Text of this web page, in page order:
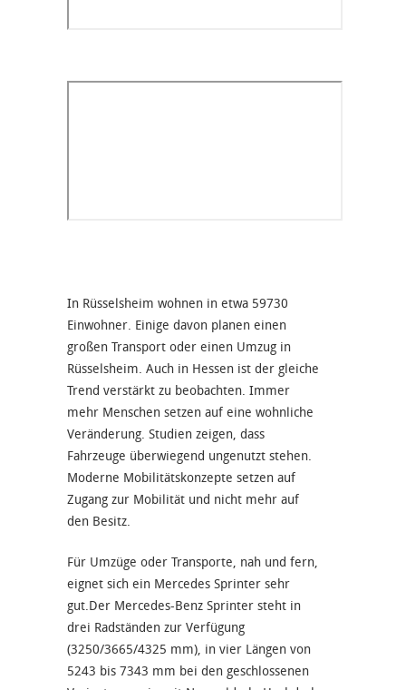
In Rüsselsheim wohnen in etwa 59730
Einwohner. Einige davon planen einen
großen Transport oder einen Umzug in
Rüsselsheim. Auch in Hessen ist der gleiche
Trend verstärkt zu beobachten. Immer
mehr Menschen setzen auf eine wohnliche
Veränderung. Studien zeigen, dass
Fahrzeuge überwiegend ungenutzt stehen.
Moderne Mobilitätskonzepte setzen auf
Zugang zur Mobilität und nicht mehr auf
den Besitz.
Für Umzüge oder Transporte, nah und fern,
eignet sich ein Mercedes Sprinter sehr
gut.Der Mercedes-Benz Sprinter steht in
drei Radständen zur Verfügung
(3250/3665/4325 mm), in vier Längen von
5243 bis 7343 mm bei den geschlossenen